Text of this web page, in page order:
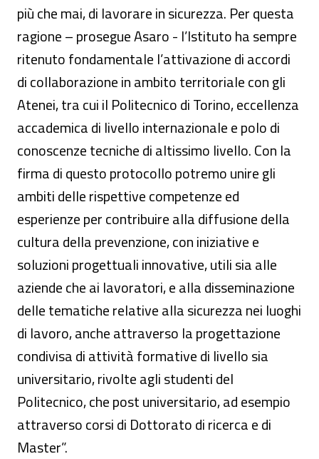
più che mai, di lavorare in sicurezza. Per questa
ragione – prosegue Asaro - l’Istituto ha sempre
ritenuto fondamentale l’attivazione di accordi
di collaborazione in ambito territoriale con gli
Atenei, tra cui il Politecnico di Torino, eccellenza
accademica di livello internazionale e polo di
conoscenze tecniche di altissimo livello. Con la
firma di questo protocollo potremo unire gli
ambiti delle rispettive competenze ed
esperienze per contribuire alla diffusione della
cultura della prevenzione, con iniziative e
soluzioni progettuali innovative, utili sia alle
aziende che ai lavoratori, e alla disseminazione
delle tematiche relative alla sicurezza nei luoghi
di lavoro, anche attraverso la progettazione
condivisa di attività formative di livello sia
universitario, rivolte agli studenti del
Politecnico, che post universitario, ad esempio
attraverso corsi di Dottorato di ricerca e di
Master”.